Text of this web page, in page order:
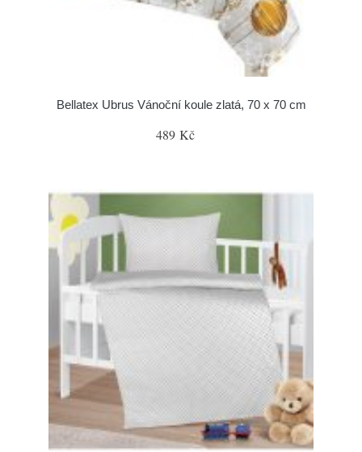
Bellatex Ubrus Vánoční koule zlatá, 70 x 70 cm
489 Kč